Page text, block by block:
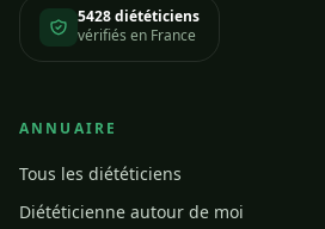
5428 diététiciens
vérifiés en France
ANNUAIRE
Tous les diététiciens
Diététicienne autour de moi